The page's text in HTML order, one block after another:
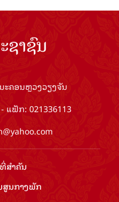
າຊົນ
ຄອນຫຼວງວຽງຈັນ
ແຟັກ: 021336113
ສຳ​ຄັນ​
ສູນ​ກາງ​ພັກ